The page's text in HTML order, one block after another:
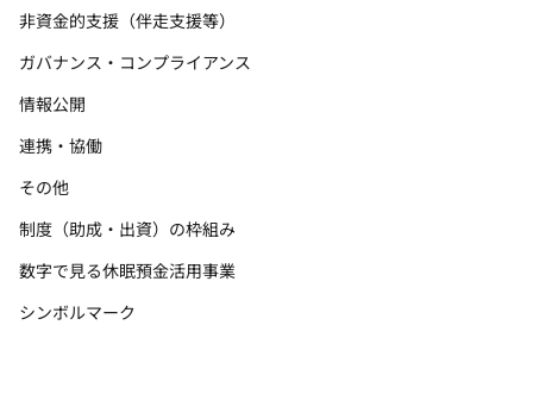
非資金的支援（伴走支援等）
ガバナンス・コンプライアンス
情報公開
連携・協働
その他
制度（助成・出資）の枠組み
数字で見る休眠預金活用事業
シンボルマーク